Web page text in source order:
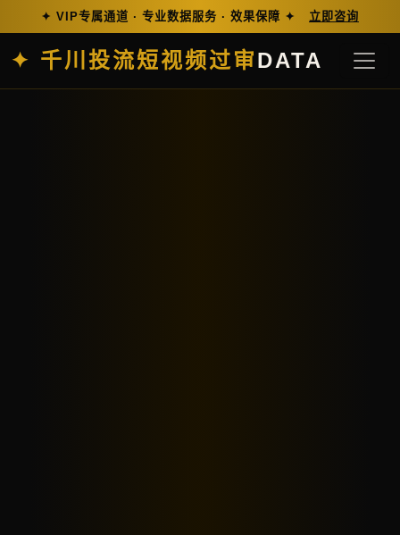
✦ VIP专属通道 · 专业数据服务 · 效果保障 ✦ 立即咨询
✦ 千川投流短视频过审DATA